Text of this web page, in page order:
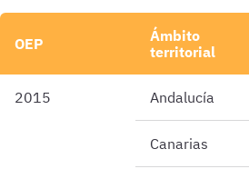
OEP
Ámbito
territorial
2015 Andalucía
Canarias